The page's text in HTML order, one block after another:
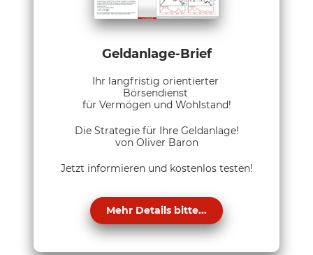
Geldanlage-Brief
Ihr langfristig orientierter
Börsendienst
für Vermögen und Wohlstand!
Die Strategie für Ihre Geldanlage!
von Oliver Baron
Jetzt informieren und kostenlos testen!
Mehr Details bitte...